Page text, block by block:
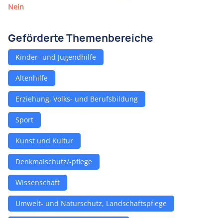
Nein
Geförderte Themenbereiche
Kinder- und Jugendhilfe
Altenhilfe
Erziehung, Volks- und Berufsbildung
Sport
Kunst und Kultur
Denkmalschutz/-pflege
Wissenschaft
Umwelt- und Naturschutz, Landschaftspflege